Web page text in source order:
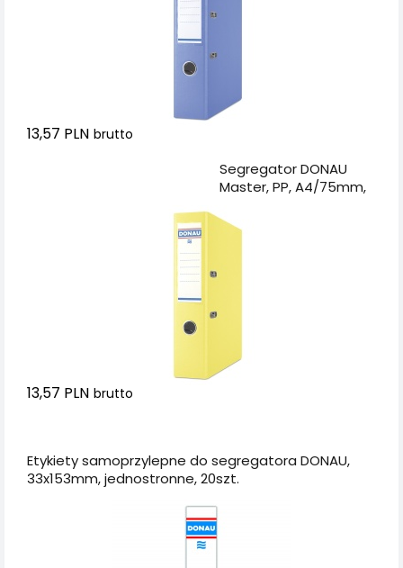
13,57 PLN brutto
Segregator DONAU
Master, PP, A4/75mm,
13,57 PLN brutto
Etykiety samoprzylepne do segregatora DONAU,
33x153mm, jednostronne, 20szt.